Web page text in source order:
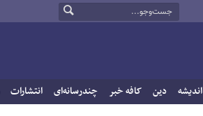
اندیشه دین کافه خبر چندرسانه‌ای انتشارات